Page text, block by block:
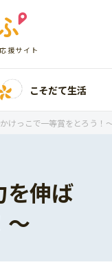
援サイト
こそだて生活
けっこで一等賞をとろう！
を伸ば
～